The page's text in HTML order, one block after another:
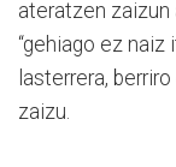
ateratzen zaizun
“gehiago ez naiz
lasterrera,
zaizu.